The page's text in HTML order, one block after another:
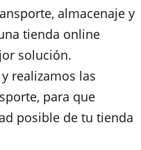
almacenaje y
tienda online
solución.
realizamos las
para que
posible de tu tienda